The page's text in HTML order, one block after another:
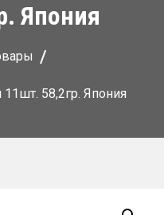
Япония
58,2гр. Япония